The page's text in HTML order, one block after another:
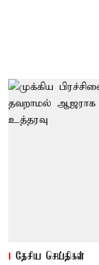
தேசிய செய்திகள்